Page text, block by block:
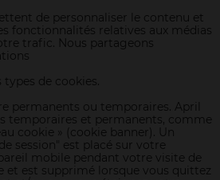
de personnaliser le contenu et
fonctionnalités relatives aux médias
trafic. Nous partageons
de cookies.
permanents ou temporaires. April
temporaires et permanents, comme
cookie » (cookie banner). Un
session" est placé sur votre
mobile pendant votre visite de
et est supprimé lorsque vous quittez